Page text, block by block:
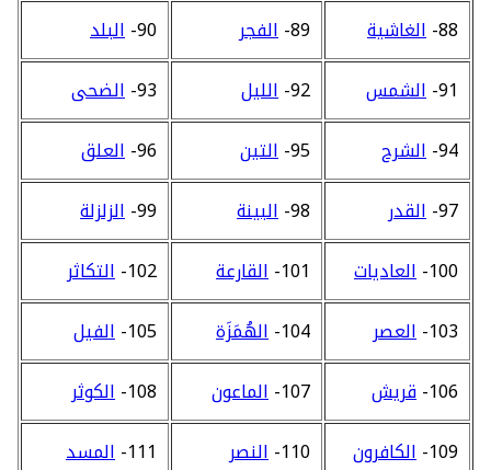
88- الغاشية 89- الفجر 90- البلد
91- الشمس 92- الليل 93- الضحى
94- الشرح 95- التين 96- العلق
97- القدر 98- البينة 99- الزلزلة
100- العاديات 101- القارعة 102- التكاثر
103- العصر 104- الهُمَزَة 105- الفيل
106- قريش 107- الماعون 108- الكوثر
109- الكافرون 110- النصر 111- المسد